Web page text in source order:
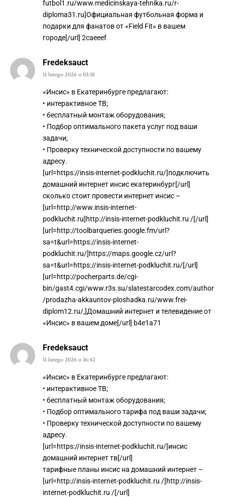
futbol1.ru/www.medicinskaya-tehnika.ru/r-
diploma31.ru]Официальная футбольная форма и
подарки для фанатов от «Field Fit» в вашем
городе[/url] 2caeeef
Fredeksauct
11 lutego 2026 o 03:18
«Инсис» в Екатеринбурге предлагают:
• интерактивное ТВ;
• бесплатный монтаж оборудования;
• Подбор оптимального пакета услуг под ваши
задачи;
• Проверку технической доступности по вашему
адресу.
[url=https://insis-internet-podkluchit.ru/]подключить
домашний интернет инсис екатеринбург[/url]
сколько стоит провести интернет инсис –
[url=http://www.insis-internet-
podkluchit.ru]http://insis-internet-podkluchit.ru /[/url]
[url=http://toolbarqueries.google.fm/url?
sa=t&url=https://insis-internet-
podkluchit.ru/]https://maps.google.cz/url?
sa=t&url=https://insis-internet-podkluchit.ru/[/url]
[url=http://pocherparts.de/cgi-
bin/gast4.cgi/www.r3s.su/slatestarcodex.com/author
/prodazha-akkauntov-ploshadka.ru/www.frei-
diplom12.ru/,]Домашний интернет и телевидение от
«Инсис» в вашем доме[/url] b4e1a71
Fredeksauct
11 lutego 2026 o 16:42
«Инсис» в Екатеринбурге предлагают:
• интерактивное ТВ;
• бесплатный монтаж оборудования;
• Подбор оптимального тарифа под ваши задачи;
• Проверку технической доступности по вашему
адресу.
[url=https://insis-internet-podkluchit.ru/]инсис
домашний интернет тв[/url]
тарифные планы инсис на домашний интернет –
[url=http://insis-internet-podkluchit.ru /]http://insis-
internet-podkluchit.ru /[/url]